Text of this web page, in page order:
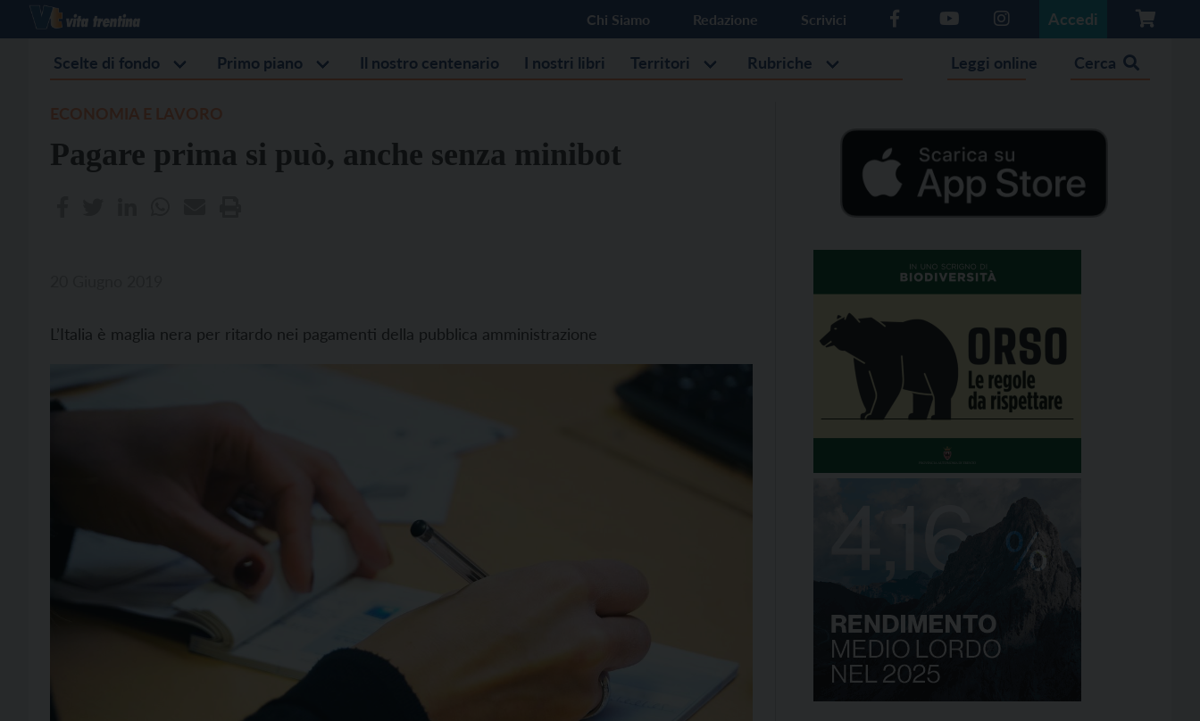
Chi Siamo Redazione Scrivici Accedi
Scelte di fondo Primo piano Il nostro centenario I nostri libri Territori Rubriche Leggi online Cerca
Pagare prima si può, anche senza minibot
L’Italia è maglia nera per ritardo nei pagamenti della pubblica amministrazione